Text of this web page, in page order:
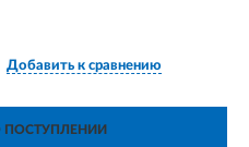
Добавить к сравнению
ПОСТУПЛЕНИИ